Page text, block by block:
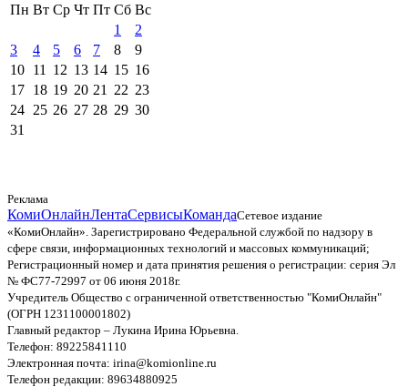
Пн Вт Ср Чт Пт Сб Вс
1
2
3
4 5 6 7 8
9
10 11 12 13 14 15 16
17 18 19 20 21 22 23
24 25 26 27 28 29 30
31
Реклама
КомиОнлайнЛентаСервисыКомандаСетевое издание
«КомиОнлайн». Зарегистрировано Федеральной службой по надзору в
сфере связи, информационных технологий и массовых коммуникаций;
Регистрационный номер и дата принятия решения о регистрации: серия Эл
№ ФС77-72997 от 06 июня 2018г.
Учредитель Общество с ограниченной ответственностью "КомиОнлайн"
(ОГРН 1231100001802)
Главный редактор – Лукина Ирина Юрьевна.
Телефон: 89225841110
Электронная почта: irina@komionline.ru
Телефон редакции: 89634880925